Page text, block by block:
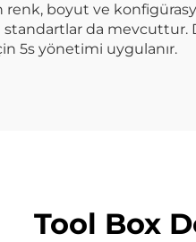
boyut ve
standartlar da mevcuttur.
5s yönetimi uygulanır.
Tool Box